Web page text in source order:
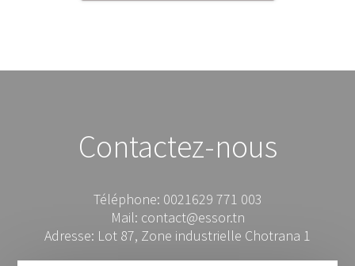
Contactez-nous
Téléphone: 0021629 771 003
Mail: contact@essor.tn
Adresse: Lot 87, Zone industrielle Chotrana 1